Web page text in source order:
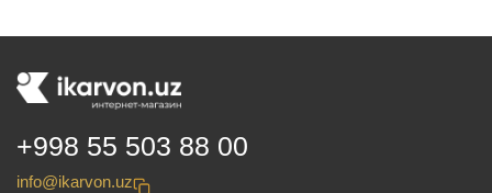
+998 55 503 88 00
info@ikarvon.uz